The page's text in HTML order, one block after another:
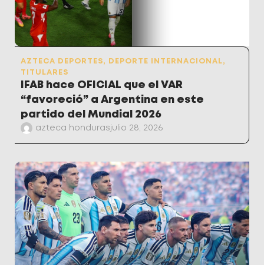
AZTECA DEPORTES, DEPORTE INTERNACIONAL,
TITULARES
IFAB hace OFICIAL que el VAR
“favoreció” a Argentina en este
partido del Mundial 2026
azteca hondurasjulio 28, 2026